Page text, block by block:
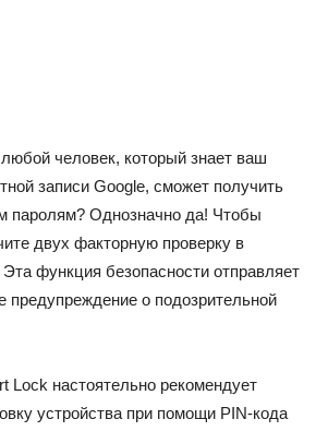
человек, который знает ваш
записи Google, сможет получить
паролям? Однозначно да! Чтобы
двух факторную проверку в
Эта функция безопасности отправляет
предупреждение о подозрительной
Lock настоятельно рекомендует
устройства при помощи PIN-кода